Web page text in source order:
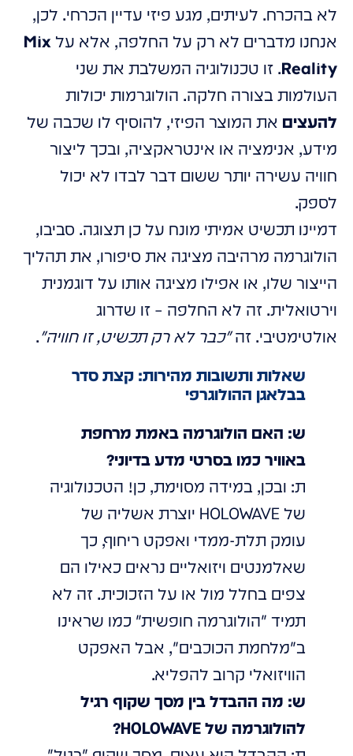
לא בהכרח. לעיתים, מגע פיזי עדיין הכרחי. לכן,
אנחנו מדברים לא רק על החלפה, אלא על Mix
Reality. זו טכנולוגיה המשלבת את שני
העולמות בצורה חלקה. הולוגרמות יכולות
להעצים את המוצר הפיזי, להוסיף לו שכבה של
מידע, אנימציה או אינטראקציה, ובכך ליצור
חוויה עשירה יותר ששום דבר לבדו לא יכול
לספק.
דמיינו תכשיט אמיתי מונח על כן תצוגה. סביבו,
הולוגרמה מרהיבה מציגה את סיפורו, את תהליך
הייצור שלו, או אפילו מציגה אותו על דוגמנית
וירטואלית. זה לא החלפה – זו שדרוג
אולטימטיבי. זה"כבר לא רק תכשיט, זו חוויה".
שאלות ותשובות מהירות: קצת סדר
בבלאגן ההולוגרפי
ש: האם הולוגרמה באמת מרחפת
באוויר כמו בסרטי מדע בדיוני?
ת: ובכן, במידה מסוימת, כן! הטכנולוגיה
של HOLOWAVE יוצרת אשליה של
עומק תלת-ממדי ואפקט ריחוף, כך
שאלמנטים ויזואליים נראים כאילו הם
צפים בחלל מול או על הזכוכית. זה לא
תמיד "הולוגרמה חופשית" כמו שראינו
ב"מלחמת הכוכבים", אבל האפקט
הוויזואלי קרוב להפליא.
ש: מה ההבדל בין מסך שקוף רגיל
להולוגרמה של HOLOWAVE?